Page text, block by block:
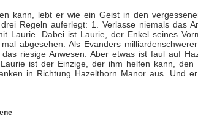
kann, lebt er wie ein Geist in den
Regeln auferlegt: 1. Verlasse niemals das
Laurie. Dabei ist Laurie, der Enkel seines
abgesehen. Als Evanders
riesige Anwesen. Aber etwas ist faul auf
ist der Einzige, der ihm helfen kann,
in Richtung Hazelthorn Manor aus. Und